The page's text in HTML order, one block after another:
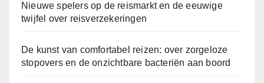
Nieuwe spelers op de reismarkt en de eeuwige
twijfel over reisverzekeringen
De kunst van comfortabel reizen: over zorgeloze
stopovers en de onzichtbare bacteriën aan boord